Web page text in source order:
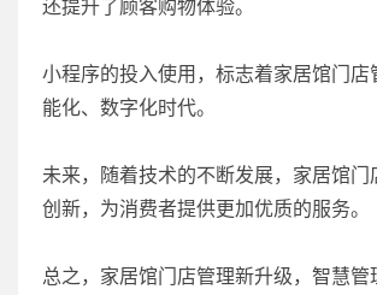
还提升了顾客购物体验。
小程序的投入使用，标志着家居馆门店
能化、数字化时代。
未来，随着技术的不断发展，家居馆门
创新，为消费者提供更加优质的服务。
总之，家居馆门店管理新升级，智慧管